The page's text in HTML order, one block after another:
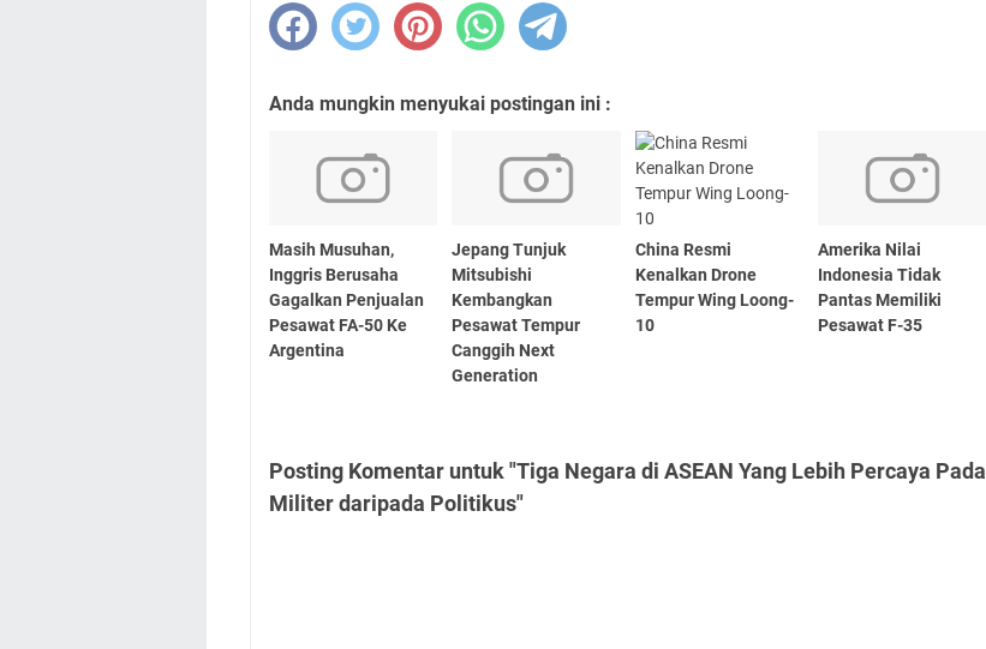
Anda mungkin menyukai postingan ini :
Masih Musuhan,
Inggris Berusaha
Gagalkan Penjualan
Pesawat FA-50 Ke
Argentina
Jepang Tunjuk
Mitsubishi
Kembangkan
Pesawat Tempur
Canggih Next
Generation
China Resmi
Kenalkan Drone
Tempur Wing Loong-
10
Amerika Nilai
Indonesia Tidak
Pantas Memiliki
Pesawat F-35
Posting Komentar untuk "Tiga Negara di ASEAN Yang Lebih Percaya Pada
Militer daripada Politikus"